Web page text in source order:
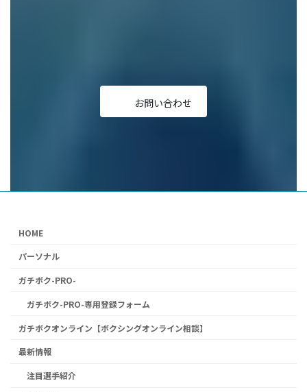
お問い合わせ
HOME
パーソナル
ガチボク-PRO-
ガチボク-PRO-専用登録フォーム
ガチボクオンライン【ボクシングオンライン相談】
最新情報
注目選手紹介